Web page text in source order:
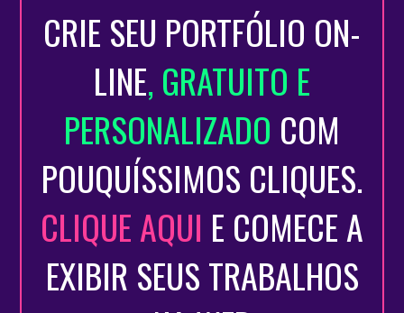
CRIE SEU PORTFÓLIO ON-
LINE, GRATUITO E
PERSONALIZADO COM
POUQUÍSSIMOS CLIQUES.
CLIQUE AQUI E COMECE A
EXIBIR SEUS TRABALHOS